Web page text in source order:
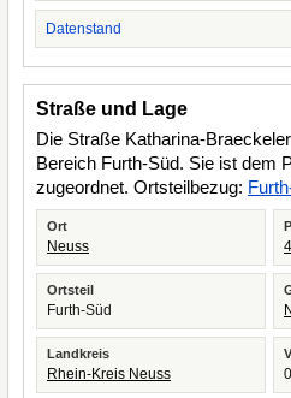
Datenstand
Straße und Lage
Die Straße Katharina-
Bereich Furth-Süd. Sie ist dem
zugeordnet. Ortsteilbezug:
Ort
Neuss
Ortsteil
Furth-Süd
Landkreis
Rhein-Kreis Neuss